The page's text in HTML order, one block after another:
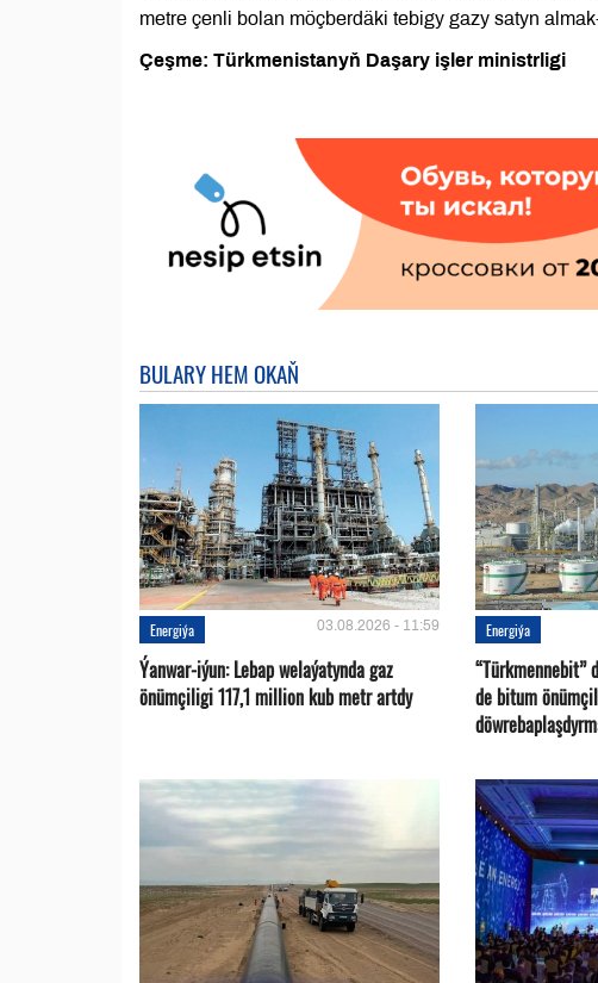
metre çenli bolan möçberdäki tebigy gazy satyn
Çeşme: Türkmenistanyň Daşary işler ministrligi
BULARY HEM OKAŇ
Energiýa 03.08.2026 - 11:59
Ýanwar-iýun: Lebap welaýatynda gaz
önümçiligi 117,1 million kub metr artdy
Energiýa
“Türkmennebit”
de bitum